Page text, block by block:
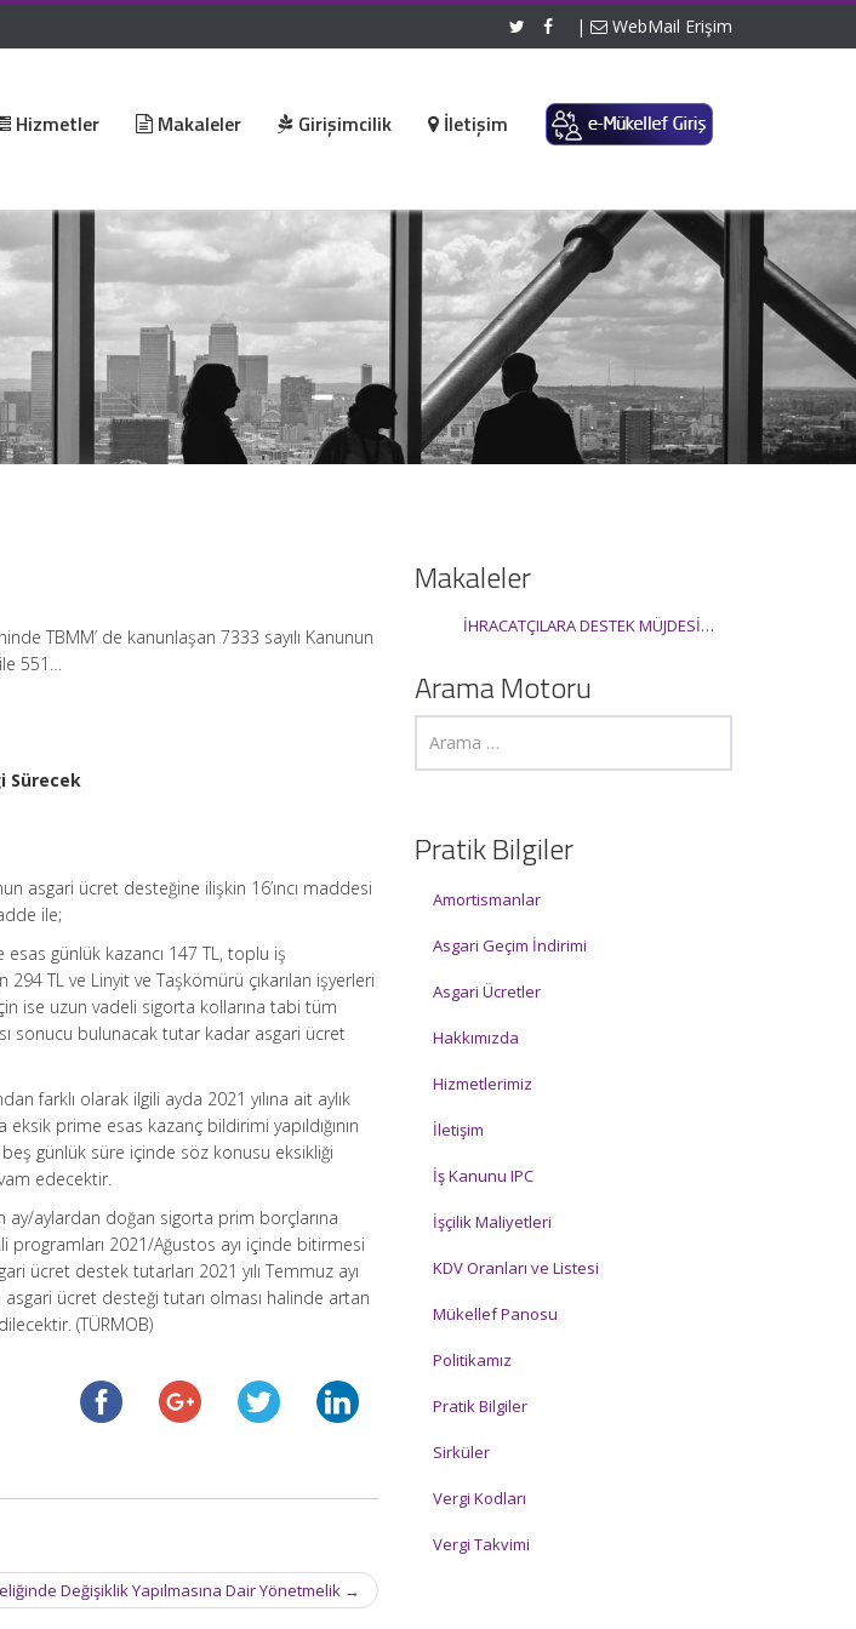
| WebMail Erişim
Hizmetler Makaleler Girişimcilik İletişim
TBMM’ de kanunlaşan 7333 sayılı Kanunun
551…
Sürecek
asgari ücret desteğine ilişkin 16’ıncı maddesi
ile;
esas günlük kazancı 147 TL, toplu iş
TL ve Linyit ve Taşkömürü çıkarılan işyerleri
ise uzun vadeli sigorta kollarına tabi tüm
sonucu bulunacak tutar kadar asgari ücret
farklı olarak ilgili ayda 2021 yılına ait aylık
prime esas kazanç bildirimi yapıldığının
günlük süre içinde söz konusu eksikliği
edecektir.
ay/aylardan doğan sigorta prim borçlarına
programları 2021/Ağustos ayı içinde bitirmesi
ücret destek tutarları 2021 yılı Temmuz ayı
ücret desteği tutarı olması halinde artan
(TÜRMOB)
Değişiklik Yapılmasına Dair Yönetmelik →
Makaleler
İHRACATÇILARA DESTEK MÜJDESİ…
Arama Motoru
Pratik Bilgiler
Amortismanlar
Asgari Geçim İndirimi
Asgari Ücretler
Hakkımızda
Hizmetlerimiz
İletişim
İş Kanunu IPC
İşçilik Maliyetleri
KDV Oranları ve Listesi
Mükellef Panosu
Politikamız
Pratik Bilgiler
Sirküler
Vergi Kodları
Vergi Takvimi